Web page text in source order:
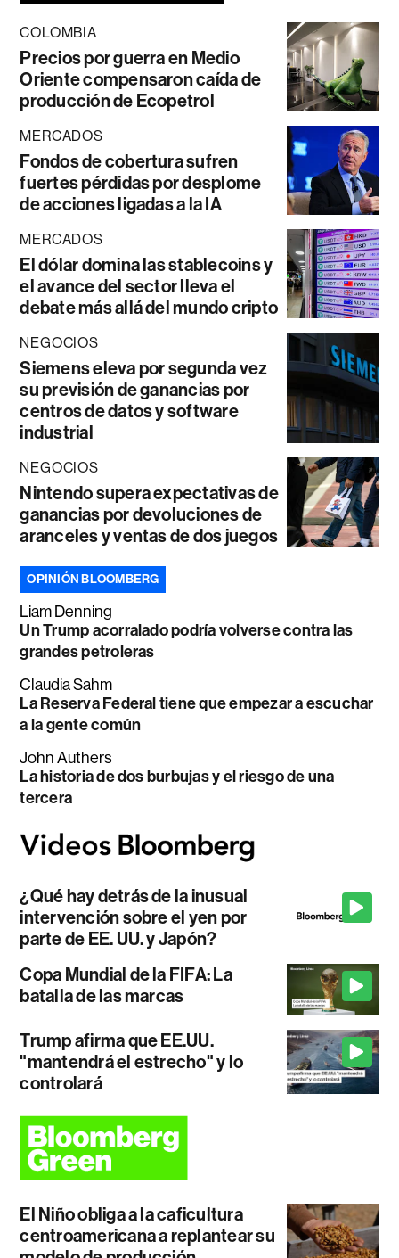
COLOMBIA
Precios por guerra en Medio
Oriente compensaron caída de
producción de Ecopetrol
MERCADOS
Fondos de cobertura sufren
fuertes pérdidas por desplome
de acciones ligadas a la IA
MERCADOS
El dólar domina las stablecoins y
el avance del sector lleva el
debate más allá del mundo cripto
NEGOCIOS
Siemens eleva por segunda vez
su previsión de ganancias por
centros de datos y software
industrial
NEGOCIOS
Nintendo supera expectativas de
ganancias por devoluciones de
aranceles y ventas de dos juegos
OPINIÓN BLOOMBERG
Liam Denning
Un Trump acorralado podría volverse contra las
grandes petroleras
Claudia Sahm
La Reserva Federal tiene que empezar a escuchar
a la gente común
John Authers
La historia de dos burbujas y el riesgo de una
tercera
¿Qué hay detrás de la inusual
intervención sobre el yen por
parte de EE. UU. y Japón?
Copa Mundial de la FIFA: La
batalla de las marcas
Trump afirma que EE.UU.
"mantendrá el estrecho" y lo
controlará
El Niño obliga a la caficultura
centroamericana a replantear su